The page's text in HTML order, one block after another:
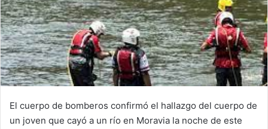
El cuerpo de bomberos confirmó el hallazgo del cuerpo de
un joven que cayó a un río en Moravia la noche de este